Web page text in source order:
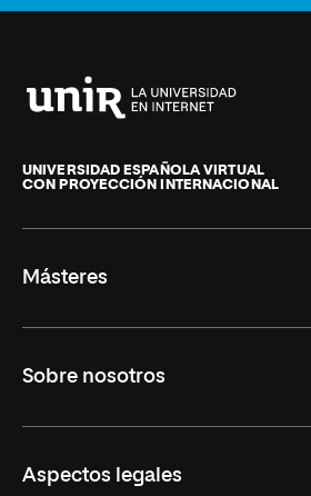
de
La
UNIVERSIDAD ESPAÑOLA VIRTUAL
CON PROYECCIÓN INTERNACIONAL
Másteres
Derecho
Empresa
Sobre nosotros
Nuestro Equipo
Aspectos legales